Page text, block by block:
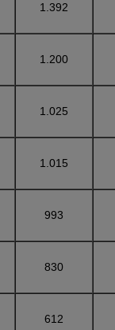
1.392
1.200
1.025
1.015
993
830
612